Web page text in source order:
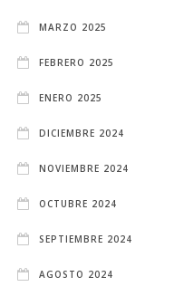
MARZO 2025
FEBRERO 2025
ENERO 2025
DICIEMBRE 2024
NOVIEMBRE 2024
OCTUBRE 2024
SEPTIEMBRE 2024
AGOSTO 2024